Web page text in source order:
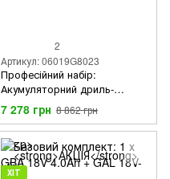
2
Артикул: 06019G8023
Професійний набір:
Акумуляторний дриль-
шурупокрут GSR 120-LI +
Акумуляторний ударний
гайкокрут GDR 120-LI + 2 акб
GBA 12V 2.0Ah + ЗП GAL
1210 CV у валізі
7 278 грн 8 862 грн
ХІТ